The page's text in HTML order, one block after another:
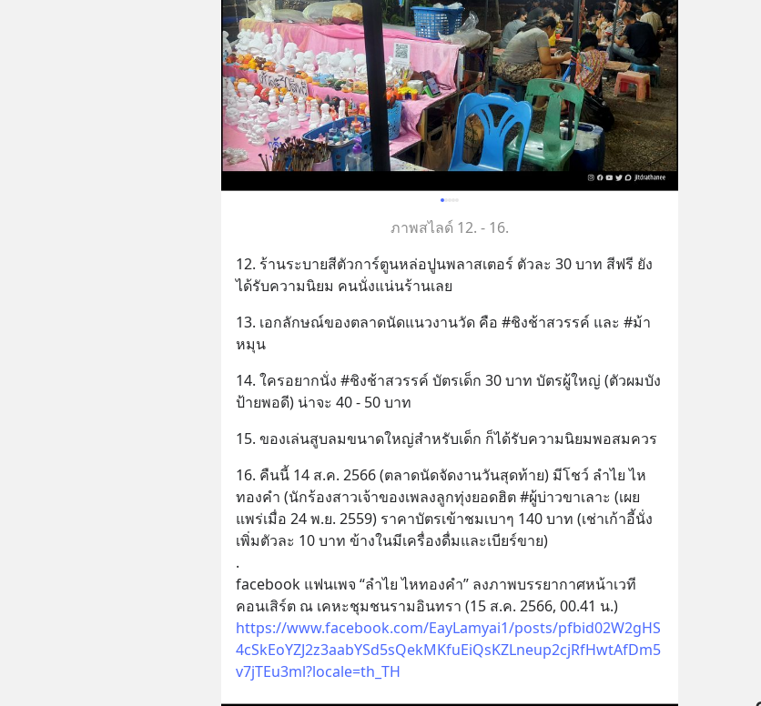
ภาพสไลด์ 12. - 16.
12. ร้านระบายสีตัวการ์ตูนหล่อปูนพลาสเตอร์ ตัวละ 30 บาท สีฟรี ยัง
ได้รับความนิยม คนนั่งแน่นร้านเลย
13. เอกลักษณ์ของตลาดนัดแนวงานวัด คือ #ชิงช้าสวรรค์ และ #ม้า
หมุน
14. ใครอยากนั่ง #ชิงช้าสวรรค์ บัตรเด็ก 30 บาท บัตรผู้ใหญ่ (ตัวผมบัง
ป้ายพอดี) น่าจะ 40 - 50 บาท
15. ของเล่นสูบลมขนาดใหญ่สำหรับเด็ก ก็ได้รับความนิยมพอสมควร
16. คืนนี้ 14 ส.ค. 2566 (ตลาดนัดจัดงานวันสุดท้าย) มีโชว์ ลำไย ไห
ทองคำ (นักร้องสาวเจ้าของเพลงลูกทุ่งยอดฮิต #ผู้บ่าวขาเลาะ (เผย
แพร่เมื่อ 24 พ.ย. 2559) ราคาบัตรเข้าชมเบาๆ 140 บาท (เช่าเก้าอี้นั่ง
เพิ่มตัวละ 10 บาท ข้างในมีเครื่องดื่มและเบียร์ขาย)
.
facebook แฟนเพจ “ลำไย ไหทองคำ” ลงภาพบรรยากาศหน้าเวที
คอนเสิร์ต ณ เคหะชุมชนรามอินทรา (15 ส.ค. 2566, 00.41 น.)
https://www.facebook.com/EayLamyai1/posts/pfbid02W2gHS
4cSkEoYZJ2z3aabYSd5sQekMKfuEiQsKZLneup2cjRfHwtAfDm5
v7jTEu3ml?locale=th_TH